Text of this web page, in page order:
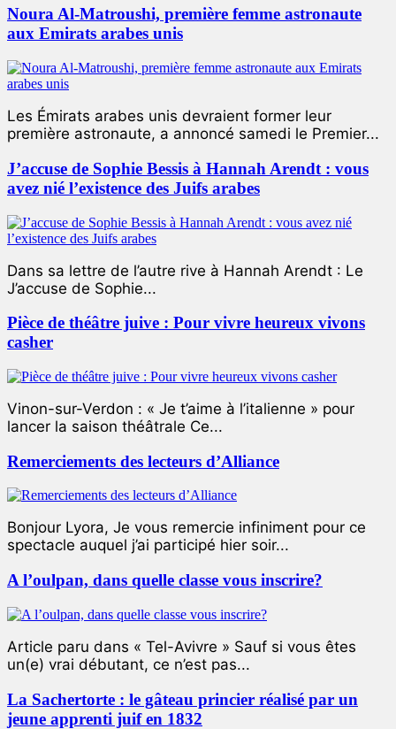
Noura Al-Matroushi, première femme astronaute
aux Emirats arabes unis
Les Émirats arabes unis devraient former leur
première astronaute, a annoncé samedi le Premier...
J’accuse de Sophie Bessis à Hannah Arendt : vous
avez nié l’existence des Juifs arabes
Dans sa lettre de l’autre rive à Hannah Arendt : Le
J’accuse de Sophie...
Pièce de théâtre juive : Pour vivre heureux vivons
casher
Vinon-sur-Verdon : « Je t’aime à l’italienne » pour
lancer la saison théâtrale Ce...
Remerciements des lecteurs d’Alliance
Bonjour Lyora, Je vous remercie infiniment pour ce
spectacle auquel j’ai participé hier soir...
A l’oulpan, dans quelle classe vous inscrire?
Article paru dans « Tel-Avivre » Sauf si vous êtes
un(e) vrai débutant, ce n’est pas...
La Sachertorte : le gâteau princier réalisé par un
jeune apprenti juif en 1832